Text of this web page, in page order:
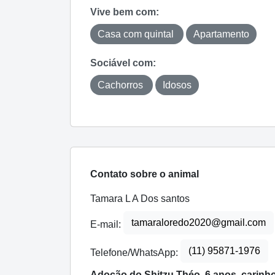
Vive bem com:
Casa com quintal Apartamento
Sociável com:
Cachorros Idosos
Contato sobre o animal
Tamara L A Dos santos
E-mail: tamaraloredo2020@gmail.com
Telefone/WhatsApp: (11) 95871-1976